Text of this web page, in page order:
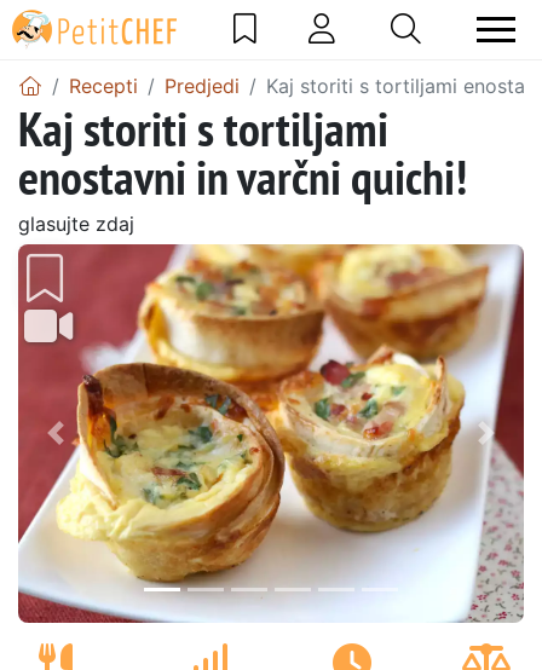
Recepti Predjedi Kaj storiti s tortiljami
Kaj storiti s tortiljami
enostavni in varčni quichi!
glasujte zdaj
Prejšnji